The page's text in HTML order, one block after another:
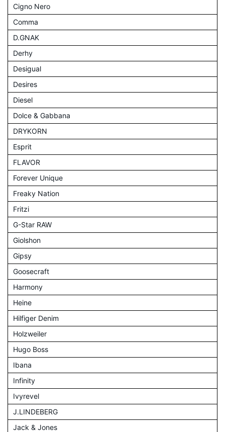
Cigno Nero
Comma
D.GNAK
Derhy
Desigual
Desires
Diesel
Dolce & Gabbana
DRYKORN
Esprit
FLAVOR
Forever Unique
Freaky Nation
Fritzi
G-Star RAW
Giolshon
Gipsy
Goosecraft
Harmony
Heine
Hilfiger Denim
Holzweiler
Hugo Boss
Ibana
Infinity
Ivyrevel
J.LINDEBERG
Jack & Jones